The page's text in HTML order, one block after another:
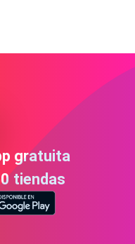
gratuita
tiendas